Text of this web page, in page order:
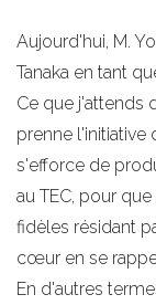
Aujourd'hui, M.
Tanaka en tant
Ce que j'attends
prenne l'initiative
s'efforce de
au TEC, pour
fidèles résidant
cœur en se
En d'autres